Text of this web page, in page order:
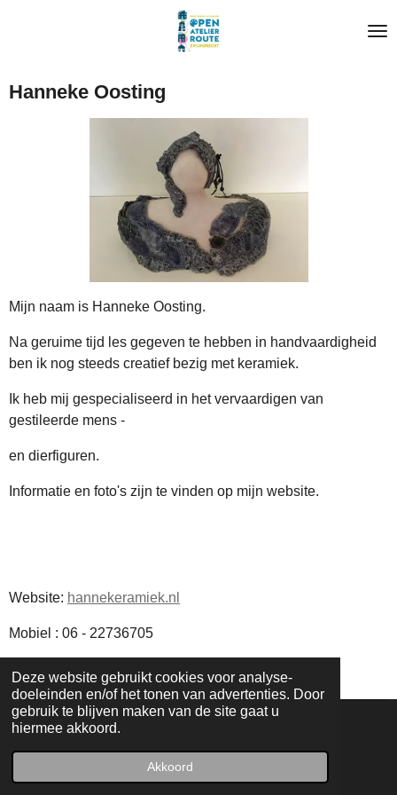
Deze website gebruikt cookies voor analyse-
doeleinden en/of het tonen van advertenties. Door
gebruik te blijven maken van de site gaat u
hiermee akkoord.
Akkoord
de
hoofdinhoud
Hanneke Oosting
Mijn naam is Hanneke Oosting.
Na geruime tijd les gegeven te hebben in handvaardigheid
ben ik nog steeds creatief bezig met keramiek.
Ik heb mij gespecialiseerd in het vervaardigen van
gestileerde mens -
en dierfiguren.
Informatie en foto's zijn te vinden op mijn website.
Website: hannekeramiek.nl
Mobiel : 06 - 22736705
a
c
s
© 2025 | Atelierroute Zwijndrecht